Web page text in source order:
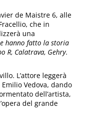
de Maistre 6, alle
che in
una
hanno fatto la storia
R, Calatrava, Gehry.
L’attore leggerà
Vedova, dando
dell’artista,
del grande